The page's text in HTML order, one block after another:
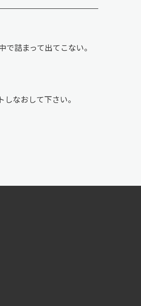
詰まって出てこない。
なおして下さい。